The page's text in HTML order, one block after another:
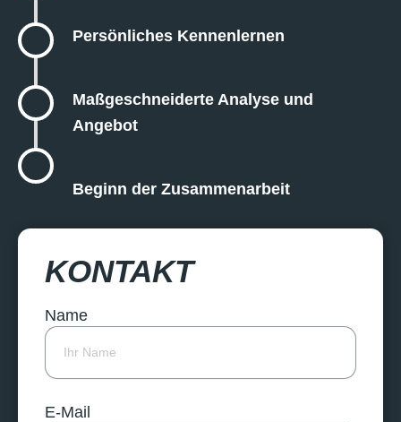
Persönliches Kennenlernen
Maßgeschneiderte Analyse und
Angebot
Beginn der Zusammenarbeit
KONTAKT
Name
E-Mail